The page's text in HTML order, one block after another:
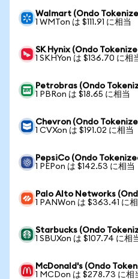
Walmart (Ondo
1 WMTon は $111.91 に相当
SK Hynix (Ondo
1 SKHYon は $136.70 に相
Petrobras (Ondo
1 PBRon は $18.65 に相当
Chevron (Ondo
1 CVXon は $191.02 に相当
PepsiCo (Ondo
1 PEPon は $142.53 に相当
Palo Alto Networks
1 PANWon は $363.41 に
Starbucks (Ondo
1 SBUXon は $107.74 に相
McDonald's (Ondo
1 MCDon は $278.73 に相